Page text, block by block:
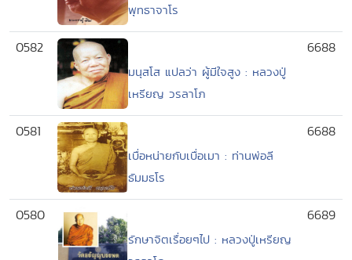
พุทธาจาโร
0582
มนุสโส แปลว่า ผู้มีใจสูง : หลวงปู่
เหรียญ วรลาโภ
6688
0581
เบื่อหน่ายกับเบื่อเมา : ท่านพ่อลี
ธัมมธโร
6688
0580
รักษาจิตเรื่อยๆไป : หลวงปู่เหรียญ
6689